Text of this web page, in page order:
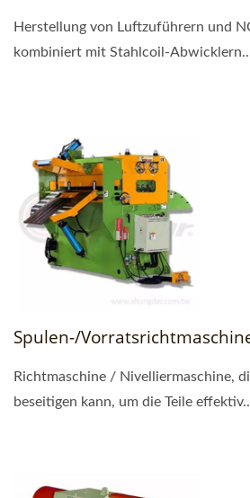
Herstellung von Luftzuführern und
kombiniert mit Stahlcoil-
Spulen-/
Richtmaschine / Nivelliermaschine,
beseitigen kann, um die Teile